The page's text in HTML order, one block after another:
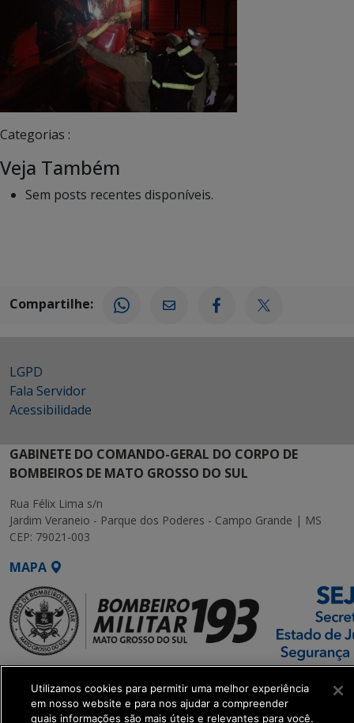
Categorias :
Veja Também
Sem posts recentes disponíveis.
Compartilhe:
LGPD
Fala Servidor
Acessibilidade
GABINETE DO COMANDO-GERAL DO CORPO DE
BOMBEIROS DE MATO GROSSO DO SUL
Rua Félix Lima s/n
Jardim Veraneio - Parque dos Poderes - Campo Grande | MS
CEP: 79021-003
MAPA
SETDIG | Secretaria-
Executiva de
Transformação Digital
Utilizamos cookies para permitir uma melhor experiência
em nosso website e para nos ajudar a compreender
quais informações são mais úteis e relevantes para você.